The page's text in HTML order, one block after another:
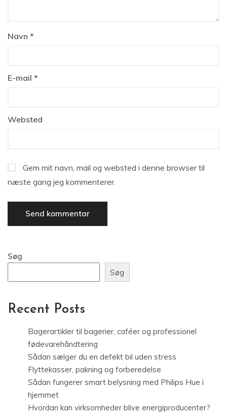
Navn *
E-mail *
Websted
Gem mit navn, mail og websted i denne browser til
næste gang jeg kommenterer.
Søg
Søg
Recent Posts
Bagerartikler til bagerier, caféer og professionel
fødevarehåndtering
Sådan sælger du en defekt bil uden stress
Flyttekasser, pakning og forberedelse
Sådan fungerer smart belysning med Philips Hue i
hjemmet
Hvordan kan virksomheder blive energiproducenter?